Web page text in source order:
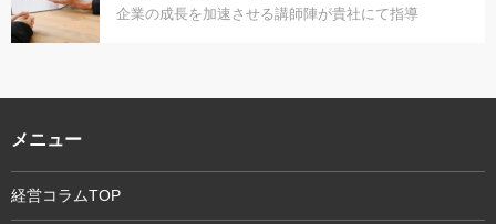
企業の成長を加速させる講師陣が貴社にて指導
メニュー
経営コラムTOP